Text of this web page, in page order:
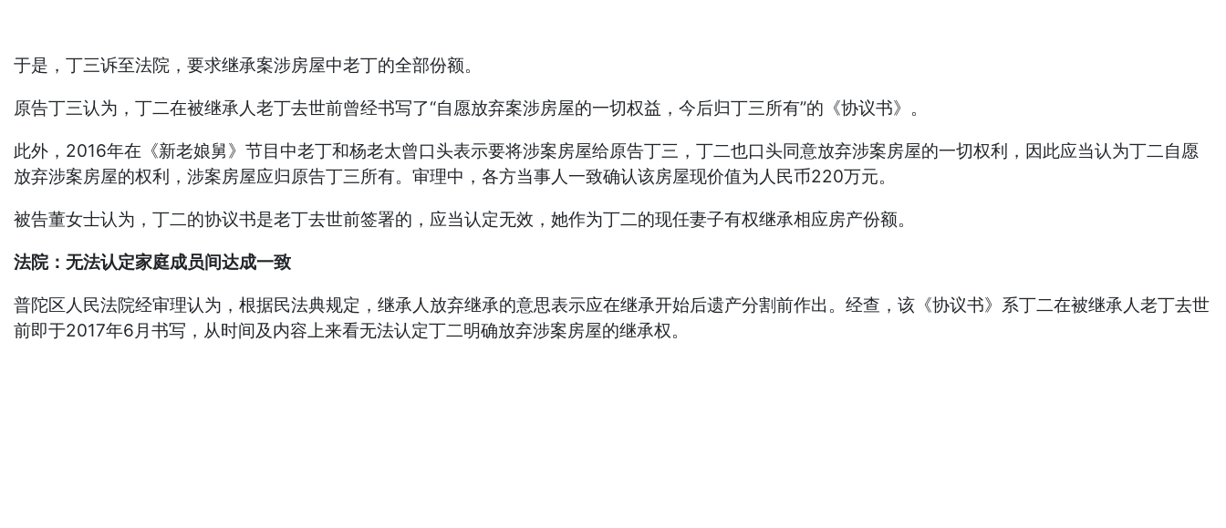
于是，丁三诉至法院，要求继承案涉房屋中老丁的全部份额。
原告丁三认为，丁二在被继承人老丁去世前曾经书写了“自愿放弃案涉房屋的一切权益，今后归丁三所有”的《协议书》。
此外，2016年在《新老娘舅》节目中老丁和杨老太曾口头表示要将涉案房屋给原告丁三，丁二也口头同意放弃涉案房屋的一切权利，因此应当认为丁二自愿
放弃涉案房屋的权利，涉案房屋应归原告丁三所有。审理中，各方当事人一致确认该房屋现价值为人民币220万元。
被告董女士认为，丁二的协议书是老丁去世前签署的，应当认定无效，她作为丁二的现任妻子有权继承相应房产份额。
法院：无法认定家庭成员间达成一致
普陀区人民法院经审理认为，根据民法典规定，继承人放弃继承的意思表示应在继承开始后遗产分割前作出。经查，该《协议书》系丁二在被继承人老丁去世
前即于2017年6月书写，从时间及内容上来看无法认定丁二明确放弃涉案房屋的继承权。